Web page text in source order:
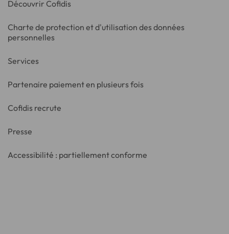
Découvrir Cofidis
Charte de protection et d'utilisation des données
personnelles
Services
Partenaire paiement en plusieurs fois
Cofidis recrute
Presse
Accessibilité : partiellement conforme